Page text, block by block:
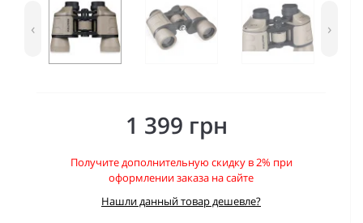
‹ ›
1 399 грн
Получите дополнительную скидку в 2% при
оформлении заказа на сайте
Нашли данный товар дешевле?